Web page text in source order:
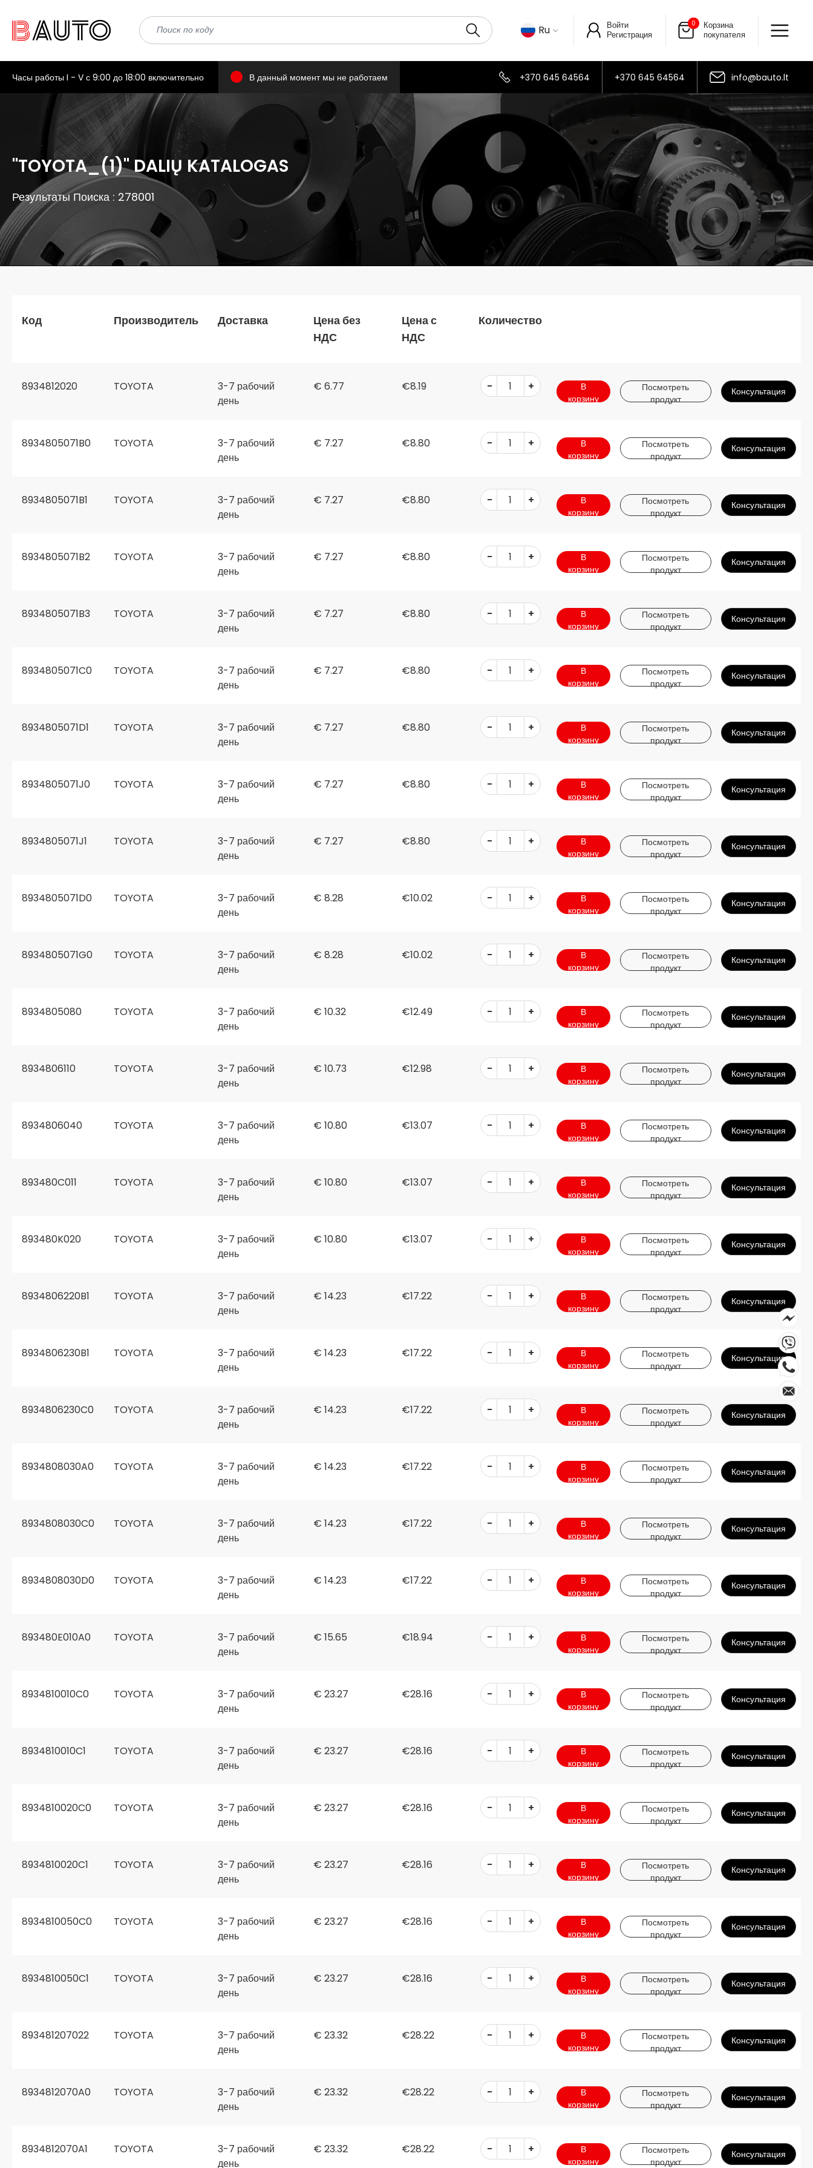
Ru
Войти
Регистрация
0
Корзина
покупателя
Часы работы I - V с 9:00 до 18:00 включительно В данный момент мы не работаем +370 645 64564 +370 645 64564 info@bauto.lt
"TOYOTA_(1)" DALIŲ KATALOGAS
Результаты Поиска : 278001
Код Производитель Доставка
Цена без
НДС
Цена с
НДС
Количество
8934812020 TOYOTA
3-7 рабочий
день
€ 6.77 €8.19 - +
В
корзину
Посмотреть
продукт
Консультация
8934805071B0 TOYOTA
3-7 рабочий
день
€ 7.27 €8.80 - +
В
корзину
Посмотреть
продукт
Консультация
8934805071B1 TOYOTA
3-7 рабочий
день
€ 7.27 €8.80 - +
В
корзину
Посмотреть
продукт
Консультация
8934805071B2 TOYOTA
3-7 рабочий
день
€ 7.27 €8.80 - +
В
корзину
Посмотреть
продукт
Консультация
8934805071B3 TOYOTA
3-7 рабочий
день
€ 7.27 €8.80 - +
В
корзину
Посмотреть
продукт
Консультация
8934805071C0 TOYOTA
3-7 рабочий
день
€ 7.27 €8.80 - +
В
корзину
Посмотреть
продукт
Консультация
8934805071D1 TOYOTA
3-7 рабочий
день
€ 7.27 €8.80 - +
В
корзину
Посмотреть
продукт
Консультация
8934805071J0 TOYOTA
3-7 рабочий
день
€ 7.27 €8.80 - +
В
корзину
Посмотреть
продукт
Консультация
8934805071J1 TOYOTA
3-7 рабочий
день
€ 7.27 €8.80 - +
В
корзину
Посмотреть
продукт
Консультация
8934805071D0 TOYOTA
3-7 рабочий
день
€ 8.28 €10.02 - +
В
корзину
Посмотреть
продукт
Консультация
8934805071G0 TOYOTA
3-7 рабочий
день
€ 8.28 €10.02 - +
В
корзину
Посмотреть
продукт
Консультация
8934805080 TOYOTA
3-7 рабочий
день
€ 10.32 €12.49 - +
В
корзину
Посмотреть
продукт
Консультация
8934806110 TOYOTA
3-7 рабочий
день
€ 10.73 €12.98 - +
В
корзину
Посмотреть
продукт
Консультация
8934806040 TOYOTA
3-7 рабочий
день
€ 10.80 €13.07 - +
В
корзину
Посмотреть
продукт
Консультация
893480C011 TOYOTA
3-7 рабочий
день
€ 10.80 €13.07 - +
В
корзину
Посмотреть
продукт
Консультация
893480K020 TOYOTA
3-7 рабочий
день
€ 10.80 €13.07 - +
В
корзину
Посмотреть
продукт
Консультация
8934806220B1 TOYOTA
3-7 рабочий
день
€ 14.23 €17.22 - +
В
корзину
Посмотреть
продукт
Консультация
8934806230B1 TOYOTA
3-7 рабочий
день
€ 14.23 €17.22 - +
В
корзину
Посмотреть
продукт
Консультация
8934806230C0 TOYOTA
3-7 рабочий
день
€ 14.23 €17.22 - +
В
корзину
Посмотреть
продукт
Консультация
8934808030A0 TOYOTA
3-7 рабочий
день
€ 14.23 €17.22 - +
В
корзину
Посмотреть
продукт
Консультация
8934808030C0 TOYOTA
3-7 рабочий
день
€ 14.23 €17.22 - +
В
корзину
Посмотреть
продукт
Консультация
8934808030D0 TOYOTA
3-7 рабочий
день
€ 14.23 €17.22 - +
В
корзину
Посмотреть
продукт
Консультация
893480E010A0 TOYOTA
3-7 рабочий
день
€ 15.65 €18.94 - +
В
корзину
Посмотреть
продукт
Консультация
8934810010C0 TOYOTA
3-7 рабочий
день
€ 23.27 €28.16 - +
В
корзину
Посмотреть
продукт
Консультация
8934810010C1 TOYOTA
3-7 рабочий
день
€ 23.27 €28.16 - +
В
корзину
Посмотреть
продукт
Консультация
8934810020C0 TOYOTA
3-7 рабочий
день
€ 23.27 €28.16 - +
В
корзину
Посмотреть
продукт
Консультация
8934810020C1 TOYOTA
3-7 рабочий
день
€ 23.27 €28.16 - +
В
корзину
Посмотреть
продукт
Консультация
8934810050C0 TOYOTA
3-7 рабочий
день
€ 23.27 €28.16 - +
В
корзину
Посмотреть
продукт
Консультация
8934810050C1 TOYOTA
3-7 рабочий
день
€ 23.27 €28.16 - +
В
корзину
Посмотреть
продукт
Консультация
893481207022 TOYOTA
3-7 рабочий
день
€ 23.32 €28.22 - +
В
корзину
Посмотреть
продукт
Консультация
8934812070A0 TOYOTA
3-7 рабочий
день
€ 23.32 €28.22 - +
В
корзину
Посмотреть
продукт
Консультация
8934812070A1 TOYOTA
3-7 рабочий
день
€ 23.32 €28.22 - +
В
корзину
Посмотреть
продукт
Консультация